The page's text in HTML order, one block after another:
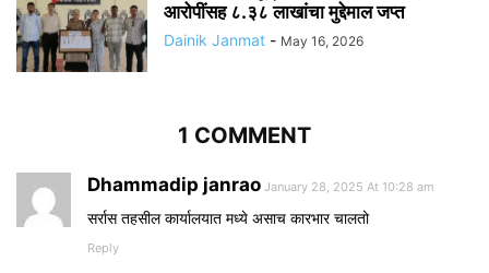
आरोपींसह ८.३८ लाखांचा मुद्देमाल जप्त
Dainik Janmat - May 16, 2026
1 COMMENT
Dhammadip janrao January 28, 2025 At 10:28 am
सर्रास तहसील कार्यालयात मध्ये असाच कारभार चालतो
Reply